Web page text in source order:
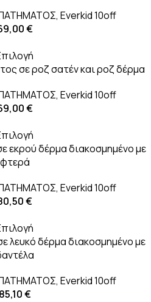
, Everkid 10off
€
σε ροζ σατέν και ροζ δέρμα
, Everkid 10off
€
εκρού δέρμα διακοσμημένο με
φτερά
, Everkid 10off
€
λευκό δέρμα διακοσμημένο με
, Everkid 10off
85,10€